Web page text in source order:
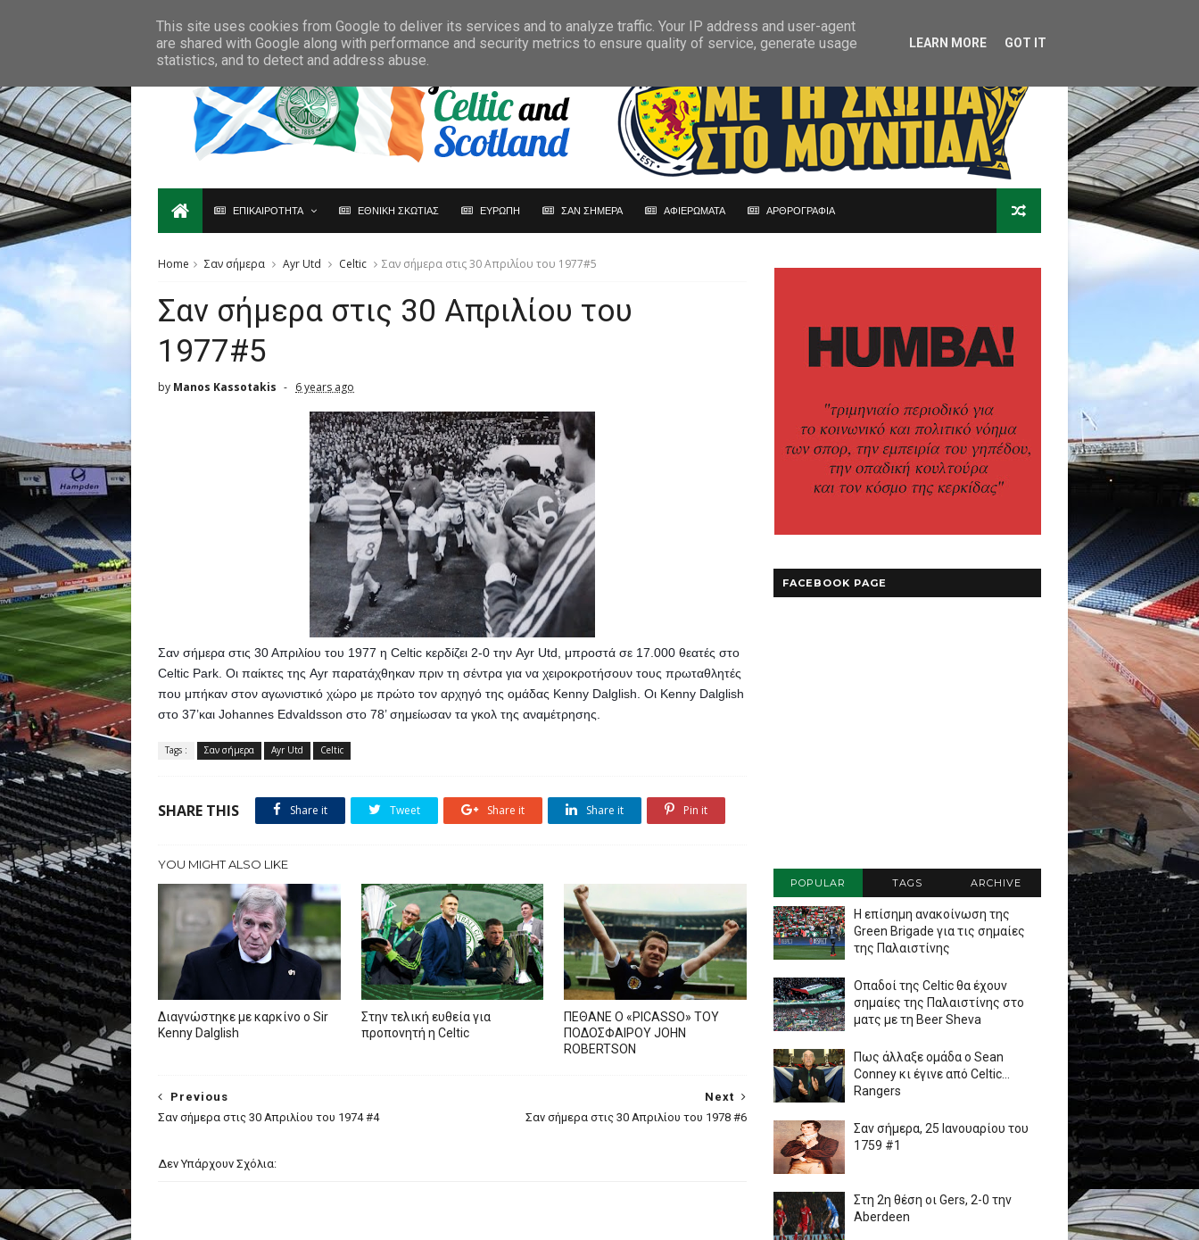
ΕΠΙΚΑΙΡΟΤΗΤΑ ΕΘΝΙΚΗ ΣΚΩΤΙΑΣ ΕΥΡΩΠΗ ΣΑΝ ΣΗΜΕΡΑ ΑΦΙΕΡΩΜΑΤΑ ΑΡΘΡΟΓΡΑΦΙΑ
Home Σαν σήμερα Ayr Utd Celtic Σαν σήμερα στις 30 Απριλίου του 1977#5
Σαν σήμερα στις 30 Απριλίου του
1977#5
by Manos Kassotakis 6 years ago
Σαν σήμερα στις 30 Απριλίου του 1977 η Celtic κερδίζει 2-0 την Ayr Utd, μπροστά σε 17.000 θεατές στο
Celtic Park. Οι παίκτες της Ayr παρατάχθηκαν πριν τη σέντρα για να χειροκροτήσουν τους πρωταθλητές
που μπήκαν στον αγωνιστικό χώρο με πρώτο τον αρχηγό της ομάδας Kenny Dalglish. Οι Kenny Dalglish
στο 37’και Johannes Edvaldsson στο 78’ σημείωσαν τα γκολ της αναμέτρησης.
Tags : Σαν σήμερα Ayr Utd Celtic
SHARE THIS Share it Tweet Share it Share it Pin it
YOU MIGHT ALSO LIKE
Διαγνώστηκε με καρκίνο ο Sir
Kenny Dalglish
Στην τελική ευθεία για
προπονητή η Celtic
ΠΕΘΑΝΕ Ο «PICASSO» TOY
ΠΟΔΟΣΦΑΙΡΟΥ JOHN
ROBERTSON
Next
Σαν σήμερα στις 30 Απριλίου του 1978 #6
Previous
Σαν σήμερα στις 30 Απριλίου του 1974 #4
Δεν Υπάρχουν Σχόλια:
FACEBOOK PAGE
POPULAR TAGS ARCHIVE
Η επίσημη ανακοίνωση της
Green Brigade για τις σημαίες
της Παλαιστίνης
Οπαδοί της Celtic θα έχουν
σημαίες της Παλαιστίνης στο
ματς με τη Beer Sheva
Πως άλλαξε ομάδα ο Sean
Conney κι έγινε από Celtic...
Rangers
Σαν σήμερα, 25 Ιανουαρίου του
1759 #1
Στη 2η θέση οι Gers, 2-0 την
Aberdeen
This site uses cookies from Google to deliver its services and to analyze traffic. Your IP address and user-agent
are shared with Google along with performance and security metrics to ensure quality of service, generate usage
statistics, and to detect and address abuse.
LEARN MORE GOT IT